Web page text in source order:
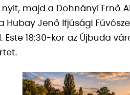
majd a Dohnányi Ernő
Hubay Jenő Ifjúsági
Este 18:30-kor az Újbuda